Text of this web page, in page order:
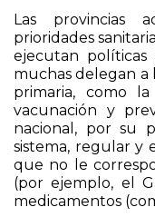
prioridades
ejecutan políticas
muchas delegan a
primaria, como
vacunación y
nacional, por su
sistema, regular y
que no le
(por ejemplo, el
medicamentos